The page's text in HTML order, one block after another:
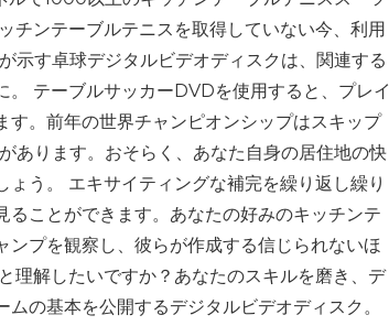
チンテーブルテニスを取得していない今、利用
示す卓球デジタルビデオディスクは、関連する
テーブルサッカーDVDを使用すると、プレイ
。前年の世界チャンピオンシップはスキップ
あります。おそらく、あなた自身の居住地の快
う。 エキサイティングな補完を繰り返し繰り
ことができます。あなたの好みのキッチンテ
プを観察し、彼らが作成する信じられないほ
理解したいですか？あなたのスキルを磨き、デ
の基本を公開するデジタルビデオディスク。